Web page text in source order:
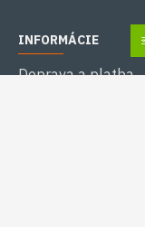
INFORMÁCIE
Doprava a platba